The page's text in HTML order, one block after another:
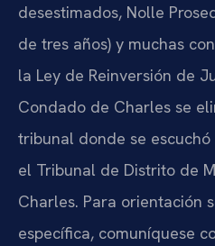
desestimados, Nolle
de tres años) y muchas
la Ley de Reinversión de
Condado de Charles se
tribunal donde se
el Tribunal de Distrito de
Charles. Para orientación
específica, comuníquese